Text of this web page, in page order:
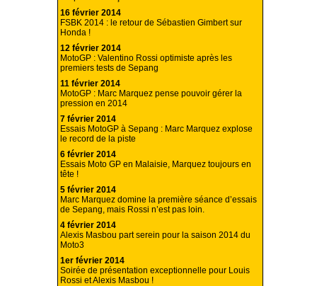
16 février 2014
FSBK 2014 : le retour de Sébastien Gimbert sur
Honda !
12 février 2014
MotoGP : Valentino Rossi optimiste après les
premiers tests de Sepang
11 février 2014
MotoGP : Marc Marquez pense pouvoir gérer la
pression en 2014
7 février 2014
Essais MotoGP à Sepang : Marc Marquez explose
le record de la piste
6 février 2014
Essais Moto GP en Malaisie, Marquez toujours en
tête !
5 février 2014
Marc Marquez domine la première séance d’essais
de Sepang, mais Rossi n’est pas loin.
4 février 2014
Alexis Masbou part serein pour la saison 2014 du
Moto3
1er février 2014
Soirée de présentation exceptionnelle pour Louis
Rossi et Alexis Masbou !